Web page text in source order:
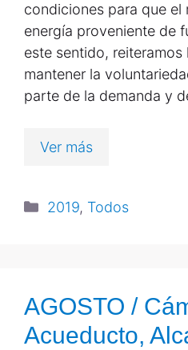
condiciones para que el
energía proveniente de
este sentido,
mantener la
parte de la demanda y
Ver más
2019, Todos
AGOSTO /
Acueducto,